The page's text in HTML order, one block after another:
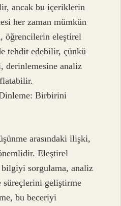
ancak bu içeriklerin
her zaman mümkün
öğrencilerin eleştirel
tehdit edebilir, çünkü
derinlemesine analiz
Birbirini
arasındaki ilişki,
Eleştirel
sorgulama, analiz
süreçlerini geliştirme
bu beceriyi